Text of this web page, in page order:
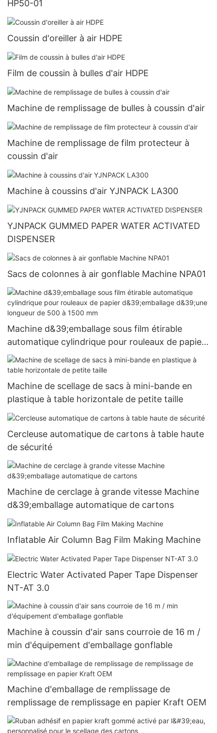
HP50-01
Coussin d'oreiller à air HDPE
Film de coussin à bulles d'air HDPE
Machine de remplissage de bulles à coussin d'air
Machine de remplissage de film protecteur à
coussin d'air
Machine à coussins d'air YJNPACK LA300
YJNPACK GUMMED PAPER WATER ACTIVATED
DISPENSER
Sacs de colonnes à air gonflable Machine NPA01
Machine d&39;emballage sous film étirable
automatique cylindrique pour rouleaux de papier
d&39;emballage d&39;une longueur de 500 à
1500 mm
Machine de scellage de sacs à mini-bande en
plastique à table horizontale de petite taille
Cercleuse automatique de cartons à table haute
de sécurité
Machine de cerclage à grande vitesse Machine
d&39;emballage automatique de cartons
Inflatable Air Column Bag Film Making Machine
Electric Water Activated Paper Tape Dispenser
NT-AT 3.0
Machine à coussin d'air sans courroie de 16 m /
min d'équipement d'emballage gonflable
Machine d'emballage de remplissage de
remplissage de remplissage en papier Kraft OEM